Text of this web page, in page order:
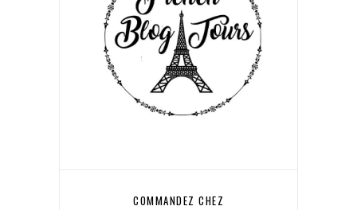
COMMANDEZ CHEZ